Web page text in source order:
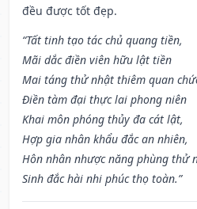
đều được tốt đẹp.
“Tất tinh tạo tác chủ quang tiền,
Mãi dắc điền viên hữu lật tiền
Mai táng thử nhật thiêm quan
Điền tàm đại thực lai phong niên
Khai môn phóng thủy đa cát lật,
Hợp gia nhân khẩu đắc an nhiên,
Hôn nhân nhược năng phùng thử
Sinh đắc hài nhi phúc thọ toàn.”